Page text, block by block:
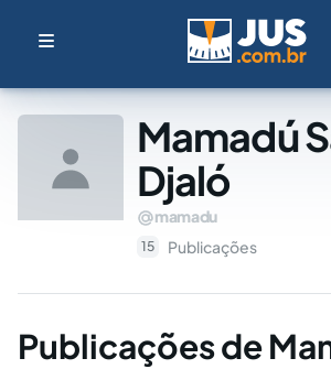
Mamadú
Djaló
mamadu
15 Publicações
Publicações de